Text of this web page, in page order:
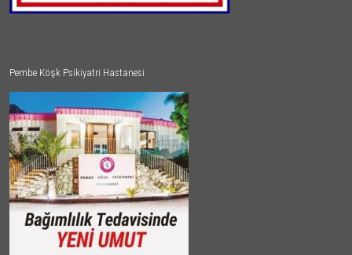
Pembe Köşk Psikiyatri Hastanesi